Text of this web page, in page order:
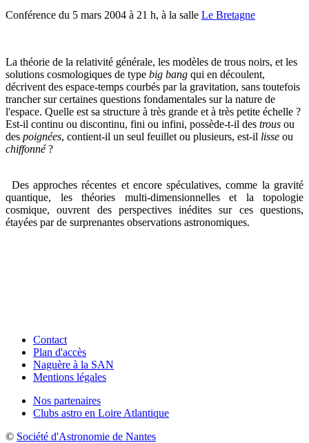
Conférence du 5 mars 2004 à 21 h, à la salle Le Bretagne
La théorie de la relativité générale, les modèles de trous noirs, et les
solutions cosmologiques de type big bang qui en découlent,
décrivent des espace-temps courbés par la gravitation, sans toutefois
trancher sur certaines questions fondamentales sur la nature de
l'espace. Quelle est sa structure à très grande et à très petite échelle ?
Est-il continu ou discontinu, fini ou infini, possède-t-il des trous ou
des poignées, contient-il un seul feuillet ou plusieurs, est-il lisse ou
chiffonné?
Des approches récentes et encore spéculatives, comme la gravité
quantique, les théories multi-dimensionnelles et la topologie
cosmique, ouvrent des perspectives inédites sur ces questions,
étayées par de surprenantes observations astronomiques.
Contact
Plan d'accès
Naguère à la SAN
Mentions légales
Nos partenaires
Clubs astro en Loire Atlantique
© Société d'Astronomie de Nantes